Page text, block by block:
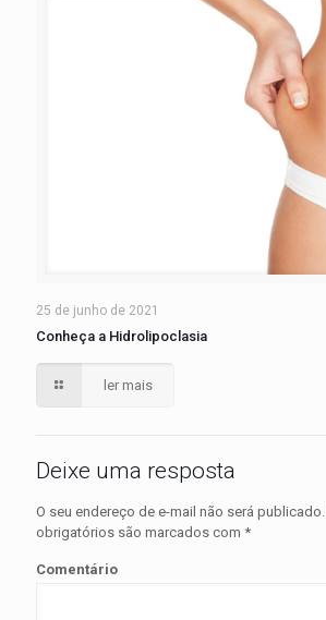
25 de junho de 2021
Conheça a Hidrolipoclasia
ler mais
Deixe uma resposta
O seu endereço de e-mail não será publicado.
obrigatórios são marcados com *
Comentário